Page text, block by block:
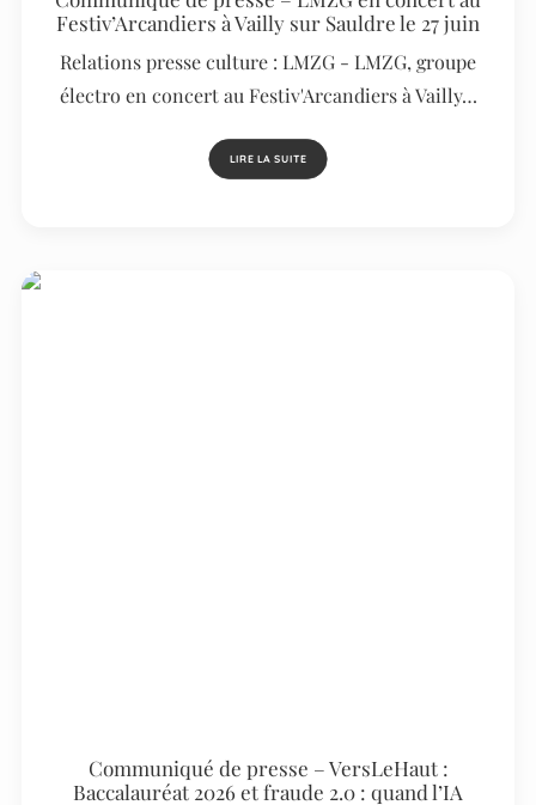
Festiv’Arcandiers à Vailly sur Sauldre le 27 juin
Relations presse culture : LMZG - LMZG, groupe
électro en concert au Festiv'Arcandiers à Vailly…
LIRE LA SUITE
Communiqué de presse – VersLeHaut :
Baccalauréat 2026 et fraude 2.0 : quand l’IA